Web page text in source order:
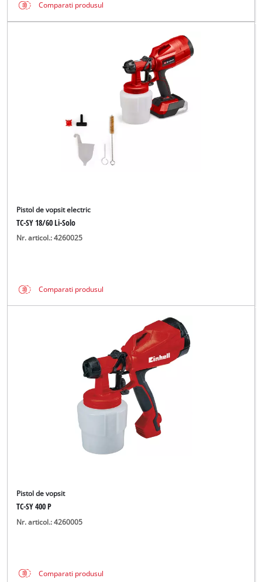
Comparati produsul
Pistol de vopsit electric
TC-SY 18/60 Li-Solo
Nr. articol.: 4260025
Comparati produsul
Pistol de vopsit
TC-SY 400 P
Nr. articol.: 4260005
Comparati produsul